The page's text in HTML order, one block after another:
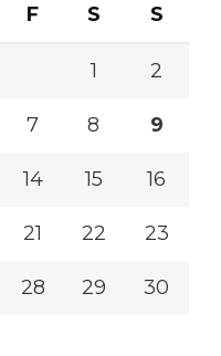
F S S
1 2
7 8 9
14 15 16
21 22 23
28 29 30